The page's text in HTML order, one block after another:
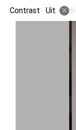
Contrast Uit